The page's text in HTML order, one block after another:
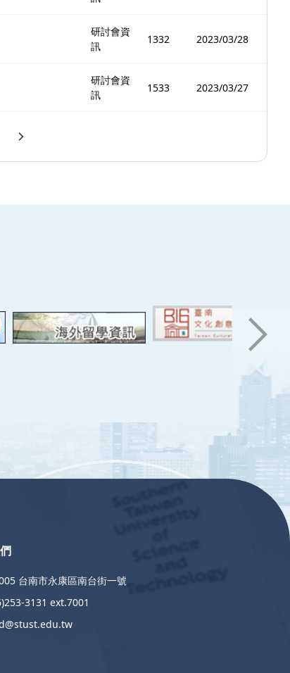
研討會資
訊
1332 2023/03/28
研討會資
訊
1533 2023/03/27
台南市永康區南台街一號
3131 ext.7001